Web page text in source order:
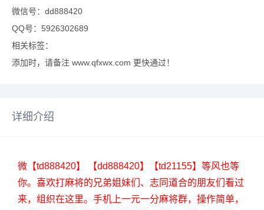
微信号：dd888420
QQ号：5926302689
相关标签：
添加时，请备注 www.qfxwx.com 更快通过！
详细介绍
微【td888420】 【dd888420】【td21155】等风也等
你。喜欢打麻将的兄弟姐妹们、志同道合的朋友们看过
来，组织在这里。手机上一元一分麻将群，操作简单，